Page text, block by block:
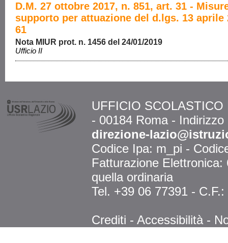
D.M. 27 ottobre 2017, n. 851, art. 31 -
supporto per attuazione del d.lgs. 13 aprile
61
Nota MIUR prot. n. 1456 del 24/01/2019
Ufficio II
UFFICIO
- 00184 Roma -
direzione-
Codice Ipa: m_pi -
Fatturazione
quella ordinaria
Tel. +39 06 77391 -
Crediti - Accessibilità -